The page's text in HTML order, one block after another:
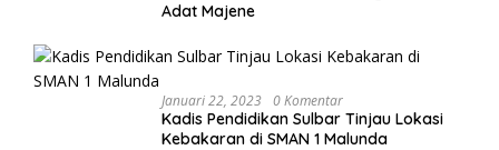
Adat Majene
Januari 22, 2023 0 Komentar
Kadis Pendidikan Sulbar Tinjau Lokasi
Kebakaran di SMAN 1 Malunda